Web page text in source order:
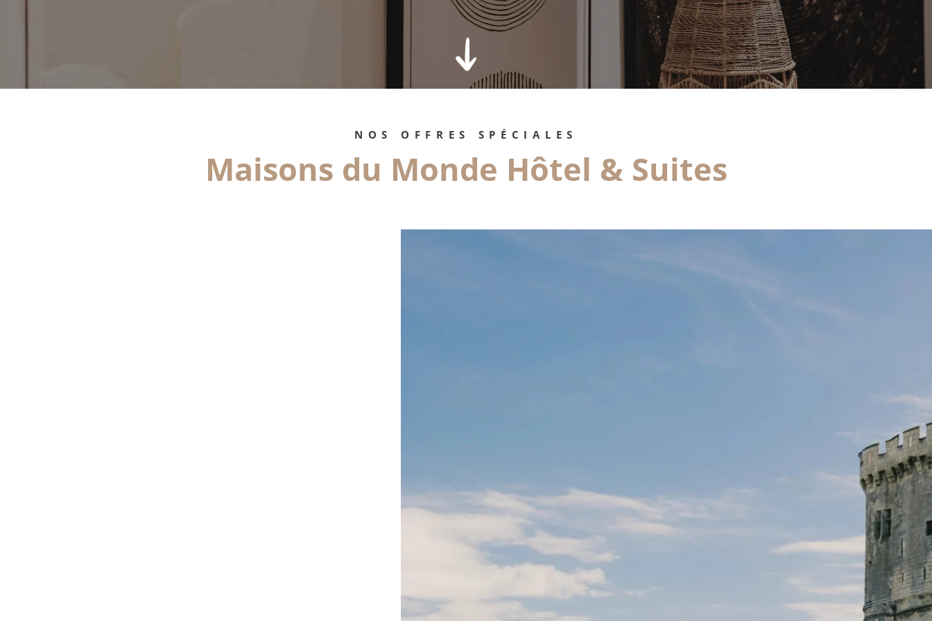
NOS OFFRES SPÉCIALES
Maisons du Monde Hôtel & Suites
SERVICES
EVENEMENTS
OFFRES
GALERIE
traitement. Vous pouvez vous opposer au traitement des données vous concernant
et disposez du droit de retirer votre consentement à tout moment en nous
contactant directement. Vous avez la possibilité d'introduire une réclamation
auprès d'une autorité de contrôle si vous estimez que ce traitement de données à
caractère personnel ne répond pas aux exigences légales en vigueur.